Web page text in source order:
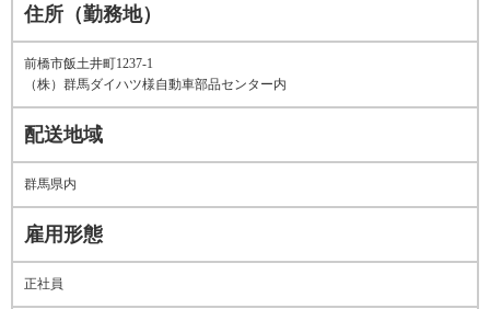
住所（勤務地）
前橋市飯土井町1237-1
（株）群馬ダイハツ様自動車部品センター内
配送地域
群馬県内
雇用形態
正社員